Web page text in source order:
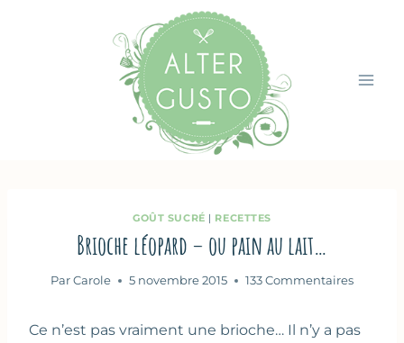
GOÛT SUCRÉ | RECETTES
Brioche léopard – ou pain au lait…
Par Carole 5 novembre 2015 133 Commentaires
Ce n’est pas vraiment une brioche… Il n’y a pas